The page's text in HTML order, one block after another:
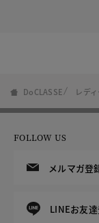
DoCLASSE レディ
FOLLOW US
メルマガ登
LINEお友